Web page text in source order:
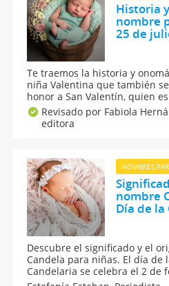
Historia
nombre
25 de
Te traemos la historia y
niña Valentina que también
honor a San Valentín, quien
enamorados, cuyo
coincidencia de la fecha de su
Revisado por Fabiola
editora
NOMBRES
nombre
Día de
Descubre el significado y el
Candela para niñas. El día de
Candelaria se celebra el 2 de
sobre el nombre de Candela